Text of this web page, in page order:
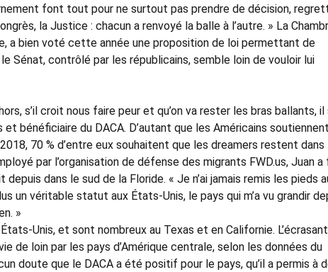
font tout pour ne surtout pas prendre de décision,
la Justice : chacun a renvoyé la balle à l’autre. » La
a bien voté cette année une proposition de loi permettant de
Sénat, contrôlé par les républicains, semble loin de vouloir lui
s’il croit nous faire peur et qu’on va rester les bras ballants, il
bénéficiaire du DACA. D’autant que les Américains
70 % d’entre eux souhaitent que les dreamers restent dans
par l’organisation de défense des migrants FWD.us, Juan a
dans le sud de la Floride. « Je n’ai jamais remis les pieds
un véritable statut aux États-Unis, le pays qui m’a vu grandir
»
Unis, et sont nombreux au Texas et en Californie.
de loin par les pays d’Amérique centrale, selon les données du
doute que le DACA a été positif pour le pays, qu’il a permis à